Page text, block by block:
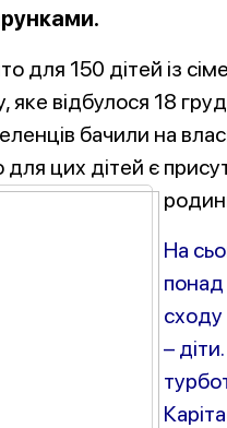
для 150 дітей із
яке відбулося 18
бачили на
цих дітей є
На
понад
сходу
–